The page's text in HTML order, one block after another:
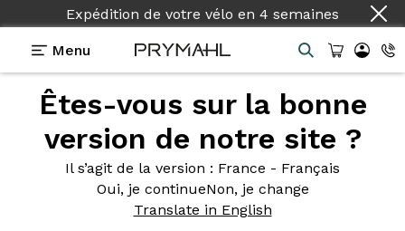
Expédition de votre vélo en 4 semaines
Menu
Êtes-vous sur la bonne
version de notre site ?
Il s’agit de la version : France - Français
Oui, je continueNon, je change
Translate in English
Présentation